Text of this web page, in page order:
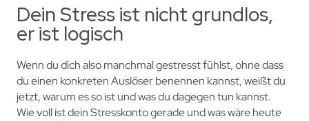
Dein Stress ist nicht grundlos,
er ist logisch
Wenn du dich also manchmal gestresst fühlst, ohne dass
du einen konkreten Auslöser benennen kannst, weißt du
jetzt, warum es so ist und was du dagegen tun kannst.
Wie voll ist dein Stresskonto gerade und was wäre heute